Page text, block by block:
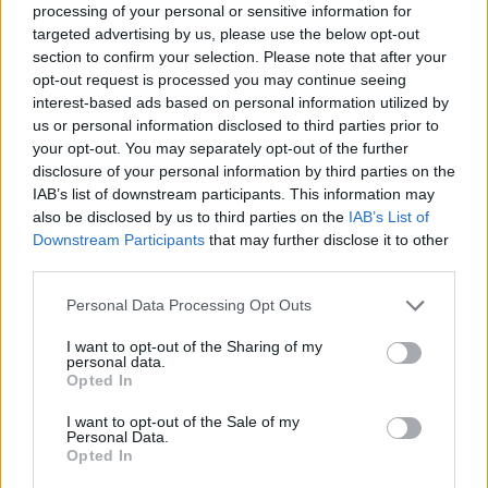
processing of your personal or sensitive information for
targeted advertising by us, please use the below opt-out
section to confirm your selection. Please note that after your
opt-out request is processed you may continue seeing
interest-based ads based on personal information utilized by
us or personal information disclosed to third parties prior to
your opt-out. You may separately opt-out of the further
disclosure of your personal information by third parties on the
IAB’s list of downstream participants. This information may
also be disclosed by us to third parties on the IAB’s List of
Downstream Participants that may further disclose it to other
Please note that this website/app uses one or more Google
not limited to your visit or usage behaviour. You may click to
grant or deny consent to Google and its third-party tags to
use your data for below specified purposes in below Google
consent section.
Personal Data Processing Opt Outs
I want to opt-out of the Sharing of my
personal data.
Opted In
I want to opt-out of the Sale of my
Personal Data.
Opted In
Vezi și
5 femei din zodiac pe care soacrele nu
le plac
10 semne de pe corp pe care să nu le
ignori niciodată
5 semne că trebuie să îți revizuiești
limitele
in care iesiti
Inainte de nunta, vor fi multe iesiri in oras cu
prietenele tale, ba chiar vei avea parte si de
petrecerea burlacitelor. Daca dai de unul dintre